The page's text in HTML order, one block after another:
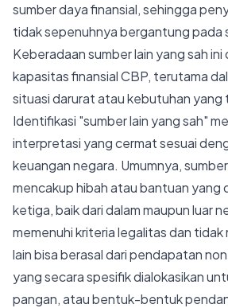
sumber daya finansial, sehingga
tidak sepenuhnya bergantung pada
Keberadaan sumber lain yang sah
kapasitas finansial CBP, terutama
situasi darurat atau kebutuhan yang
Identifikasi "sumber lain yang sah"
interpretasi yang cermat sesuai
keuangan negara. Umumnya,
mencakup hibah atau bantuan yang
ketiga, baik dari dalam maupun luar
memenuhi kriteria legalitas dan
lain bisa berasal dari pendapatan
yang secara spesifik dialokasikan
pangan, atau bentuk-bentuk